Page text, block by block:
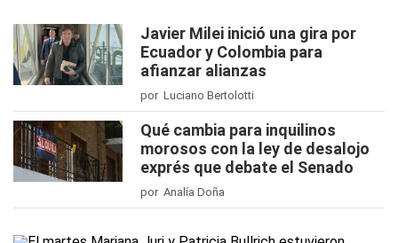
Javier Milei inició una gira por
Ecuador y Colombia para
afianzar alianzas
por Luciano Bertolotti
Qué cambia para inquilinos
morosos con la ley de desalojo
exprés que debate el Senado
por Analía Doña